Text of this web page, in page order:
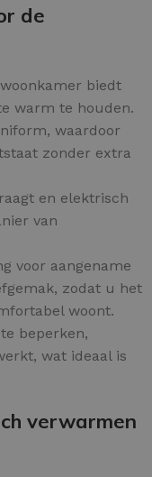
de
biedt
warm te houden.
waardoor
zonder extra
en elektrisch
van
voor aangename
zodat u het
woont.
beperken,
wat ideaal is
verwarmen